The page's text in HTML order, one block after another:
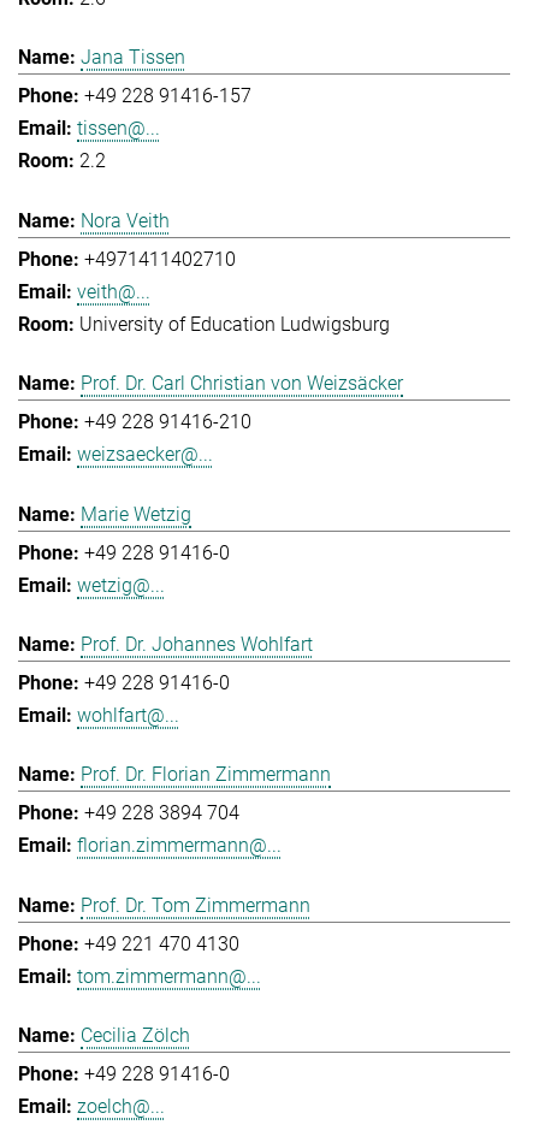
Jana Tissen
+49 228 91416-157
tissen@...
2.2
Nora Veith
+4971411402710
veith@...
University of Education Ludwigsburg
Prof. Dr. Carl Christian von Weizsäcker
+49 228 91416-210
weizsaecker@...
Marie Wetzig
+49 228 91416-0
wetzig@...
Prof. Dr. Johannes Wohlfart
+49 228 91416-0
wohlfart@...
Prof. Dr. Florian Zimmermann
+49 228 3894 704
florian.zimmermann@...
Prof. Dr. Tom Zimmermann
+49 221 470 4130
tom.zimmermann@...
Cecilia Zölch
+49 228 91416-0
zoelch@...